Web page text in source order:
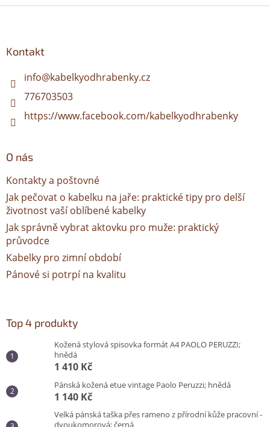
Kontakt
info@kabelkyodhrabenky.cz
776703503
https://www.facebook.com/kabelkyodhrabenky
O nás
Kontakty a poštovné
Jak pečovat o kabelku na jaře: praktické tipy pro delší
životnost vaší oblíbené kabelky
Jak správně vybrat aktovku pro muže: praktický
průvodce
Kabelky pro zimní období
Pánové si potrpí na kvalitu
Top 4 produkty
Kožená stylová spisovka formát A4 PAOLO PERUZZI;
hnědá
1 410 Kč
Pánská kožená etue vintage Paolo Peruzzi; hnědá
1 140 Kč
Velká pánská taška přes rameno z přírodní kůže pracovní -
dvoukomorová; černá